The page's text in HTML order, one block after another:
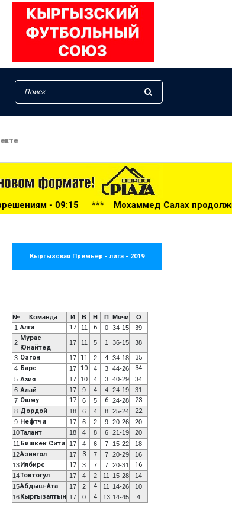
Мохаммед Салах продолжит карьеру в
Кыргызская Премьер - лига - 2019
№ Команда И В Н П Мячи
О
1 Алга 17 11 6 0 34-15 39
2
Мурас
Юнайтед
17 11 5 1 36-15 38
3 Озгон 17 11 2 4 34-18 35
4 Барс 17 10 4 3 44-26 34
5 Азия 17 10 4 3 40-29
34
6 Алай 17 9 4 4 24-19
31
7 Ошму 17 6 5 6 24-28 23
8 Дордой 18 6 4 8 25-24 22
9 Нефтчи 17 6 2 9 20-26
20
10Талант 18 4 8 6 21-19
20
11 Бишкек Сити 17 4 6 7 15-22
18
12Азиягол 17 3 7 7 20-29
16
13 Илбирс 17 3 7 7 20-31 16
14Токтогул 17 4 2 11 15-28
14
15Абдыш-Ата 17 2 4 11 14-26
10
16 Кыргызалтын 17 0 4 13 14-45 4